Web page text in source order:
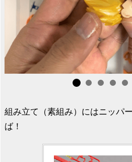
組み立て（素組み）にはニッパ
ば！